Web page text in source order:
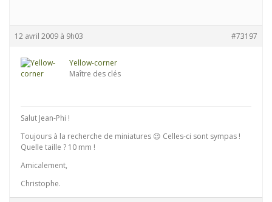
12 avril 2009 à 9h03 #73197
Yellow-corner
Maître des clés
Salut Jean-Phi !
Toujours à la recherche de miniatures 😉 Celles-ci sont sympas !
Quelle taille ? 10 mm !
Amicalement,
Christophe.